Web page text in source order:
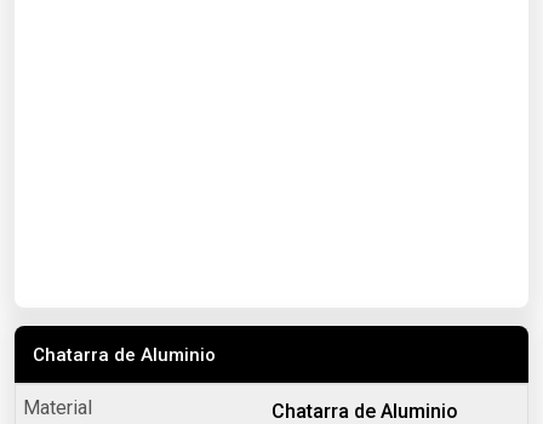
Chatarra de Aluminio
Chatarra de Aluminio